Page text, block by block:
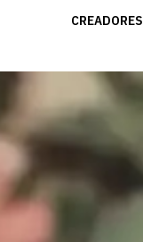
CREADORES